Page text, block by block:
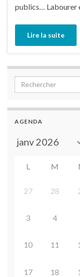
publics… Labourer
Lire la suite
Search for:
AGENDA
L M
27 28
3 4
10 11
17 18